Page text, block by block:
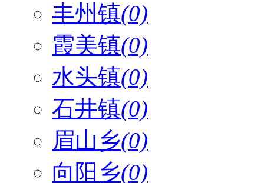
丰州镇(0)
霞美镇(0)
水头镇(0)
石井镇(0)
眉山乡(0)
向阳乡(0)